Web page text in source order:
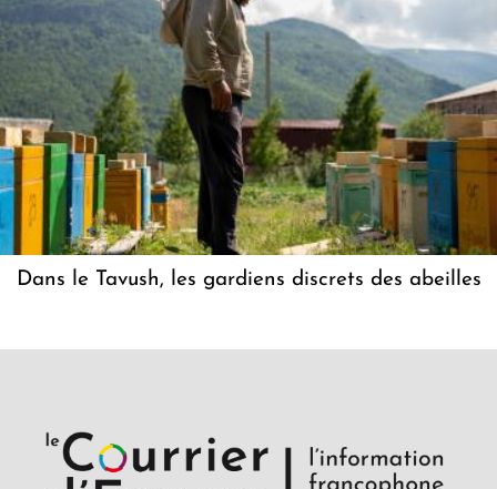
Dans le Tavush, les gardiens discrets des abeilles